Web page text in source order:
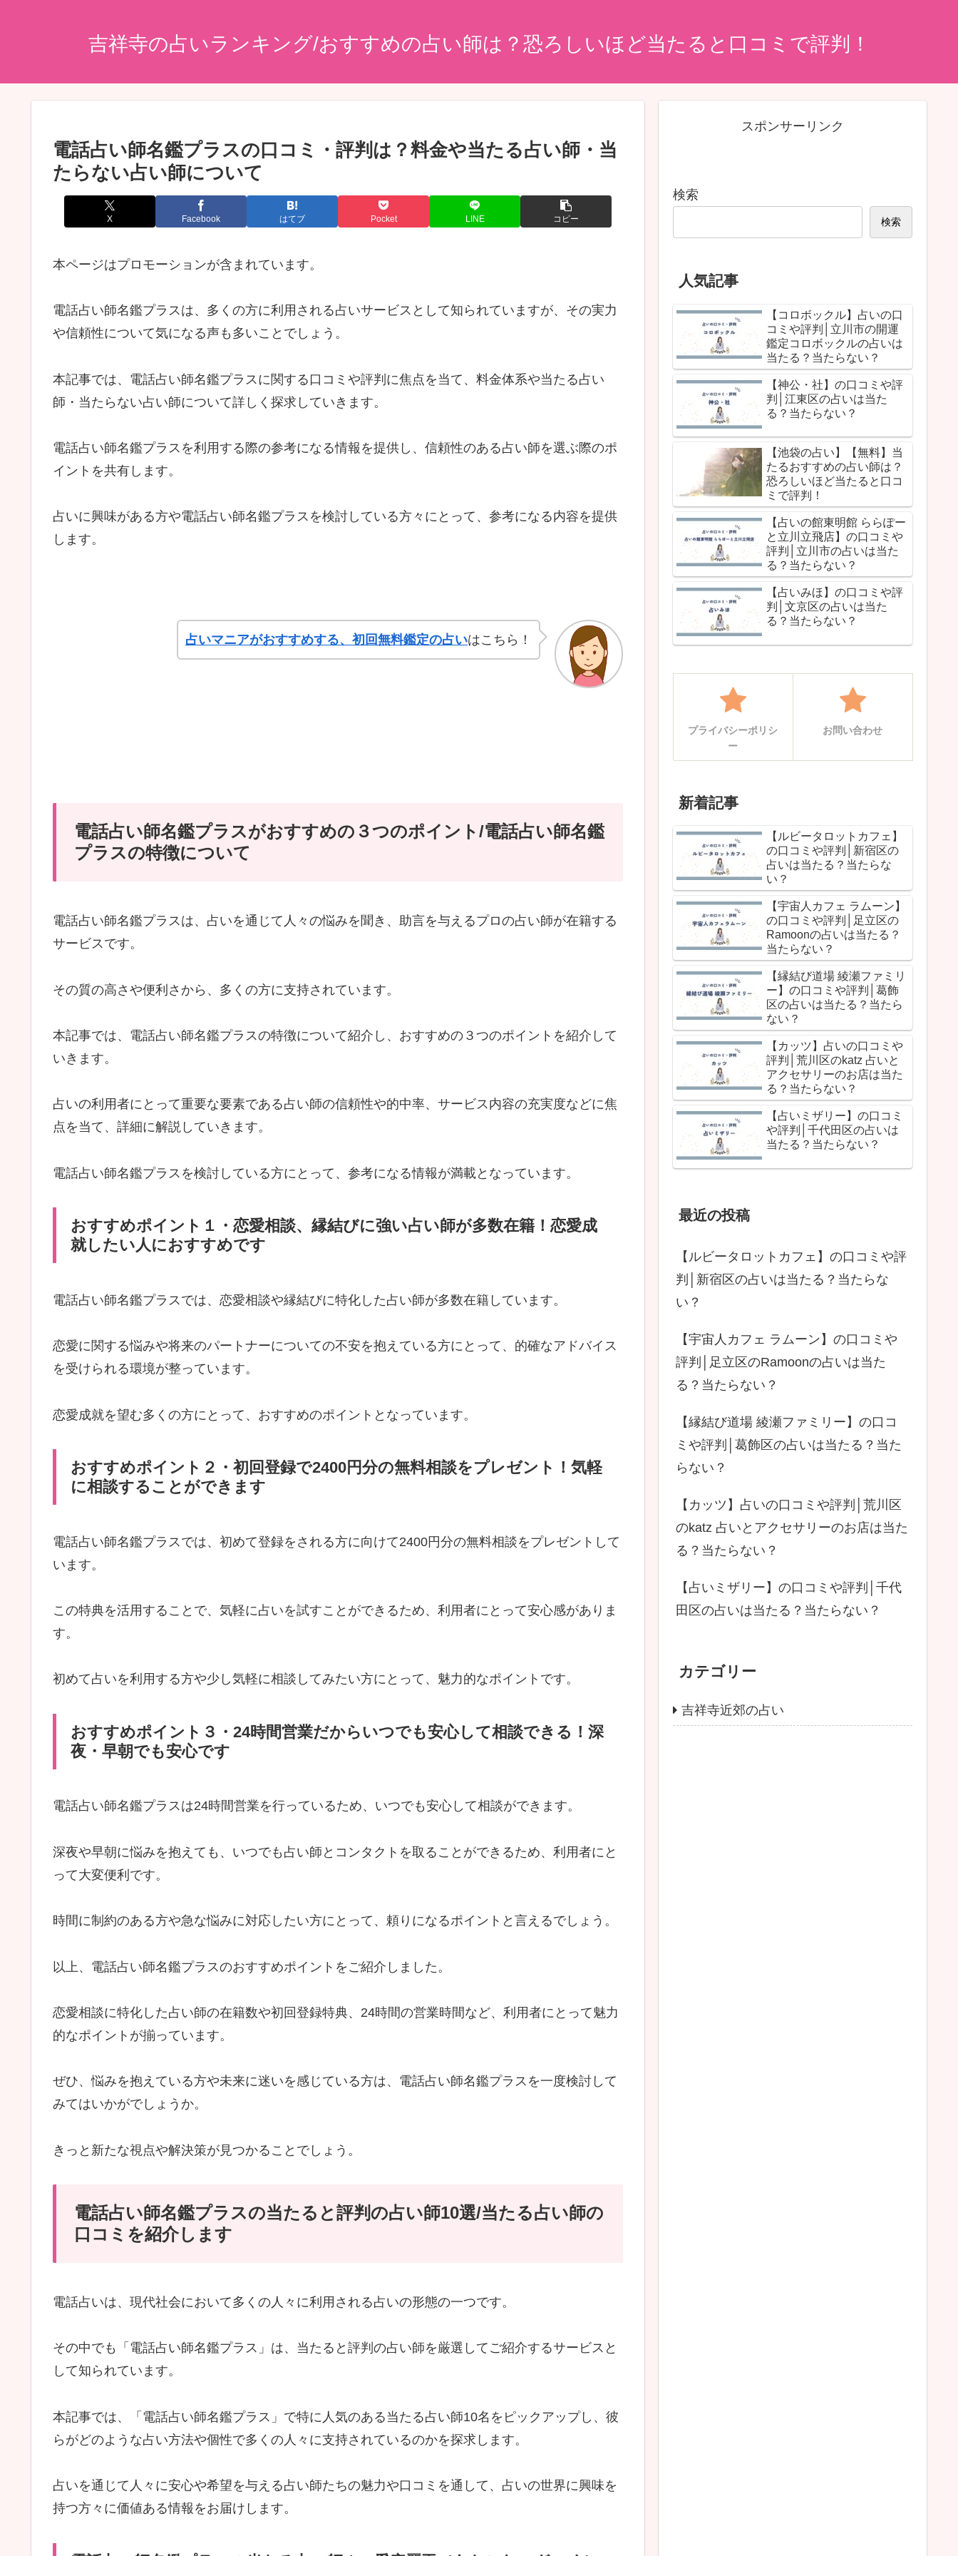
吉祥寺の占いランキング/おすすめの占い師は？恐ろしいほど当たると口コミで評判！
電話占い師名鑑プラスの口コミ・評判は？料金や当たる占い師・当
たらない占い師について
X Facebook はてブ Pocket LINE コピー
本ページはプロモーションが含まれています。
電話占い師名鑑プラスは、多くの方に利用される占いサービスとして知られていますが、その実力
や信頼性について気になる声も多いことでしょう。
本記事では、電話占い師名鑑プラスに関する口コミや評判に焦点を当て、料金体系や当たる占い
師・当たらない占い師について詳しく探求していきます。
電話占い師名鑑プラスを利用する際の参考になる情報を提供し、信頼性のある占い師を選ぶ際のポ
イントを共有します。
占いに興味がある方や電話占い師名鑑プラスを検討している方々にとって、参考になる内容を提供
します。
占いマニアがおすすめする、初回無料鑑定の占いはこちら！
電話占い師名鑑プラスがおすすめの３つのポイント/電話占い師名鑑
プラスの特徴について
電話占い師名鑑プラスは、占いを通じて人々の悩みを聞き、助言を与えるプロの占い師が在籍する
サービスです。
その質の高さや便利さから、多くの方に支持されています。
本記事では、電話占い師名鑑プラスの特徴について紹介し、おすすめの３つのポイントを紹介して
いきます。
占いの利用者にとって重要な要素である占い師の信頼性や的中率、サービス内容の充実度などに焦
点を当て、詳細に解説していきます。
電話占い師名鑑プラスを検討している方にとって、参考になる情報が満載となっています。
おすすめポイント１・恋愛相談、縁結びに強い占い師が多数在籍！恋愛成
就したい人におすすめです
電話占い師名鑑プラスでは、恋愛相談や縁結びに特化した占い師が多数在籍しています。
恋愛に関する悩みや将来のパートナーについての不安を抱えている方にとって、的確なアドバイス
を受けられる環境が整っています。
恋愛成就を望む多くの方にとって、おすすめのポイントとなっています。
おすすめポイント２・初回登録で2400円分の無料相談をプレゼント！気軽
に相談することができます
電話占い師名鑑プラスでは、初めて登録をされる方に向けて2400円分の無料相談をプレゼントして
います。
この特典を活用することで、気軽に占いを試すことができるため、利用者にとって安心感がありま
す。
初めて占いを利用する方や少し気軽に相談してみたい方にとって、魅力的なポイントです。
おすすめポイント３・24時間営業だからいつでも安心して相談できる！深
夜・早朝でも安心です
電話占い師名鑑プラスは24時間営業を行っているため、いつでも安心して相談ができます。
深夜や早朝に悩みを抱えても、いつでも占い師とコンタクトを取ることができるため、利用者にと
って大変便利です。
時間に制約のある方や急な悩みに対応したい方にとって、頼りになるポイントと言えるでしょう。
以上、電話占い師名鑑プラスのおすすめポイントをご紹介しました。
恋愛相談に特化した占い師の在籍数や初回登録特典、24時間の営業時間など、利用者にとって魅力
的なポイントが揃っています。
ぜひ、悩みを抱えている方や未来に迷いを感じている方は、電話占い師名鑑プラスを一度検討して
みてはいかがでしょうか。
きっと新たな視点や解決策が見つかることでしょう。
電話占い師名鑑プラスの当たると評判の占い師10選/当たる占い師の
口コミを紹介します
電話占いは、現代社会において多くの人々に利用される占いの形態の一つです。
その中でも「電話占い師名鑑プラス」は、当たると評判の占い師を厳選してご紹介するサービスと
して知られています。
本記事では、「電話占い師名鑑プラス」で特に人気のある当たる占い師10名をピックアップし、彼
らがどのような占い方法や個性で多くの人々に支持されているのかを探求します。
占いを通じて人々に安心や希望を与える占い師たちの魅力や口コミを通して、占いの世界に興味を
持つ方々に価値ある情報をお届けします。
スポンサーリンク
検索
検索
人気記事
【コロボックル】占いの口
コミや評判│立川市の開運
鑑定コロボックルの占いは
当たる？当たらない？
【神公・社】の口コミや評
判│江東区の占いは当た
る？当たらない？
【池袋の占い】【無料】当
たるおすすめの占い師は？
恐ろしいほど当たると口コ
ミで評判！
【占いの館東明館 ららぽー
と立川立飛店】の口コミや
評判│立川市の占いは当た
る？当たらない？
【占いみほ】の口コミや評
判│文京区の占いは当た
る？当たらない？
プライバシーポリシ
ー
お問い合わせ
新着記事
【ルビータロットカフェ】
の口コミや評判│新宿区の
占いは当たる？当たらな
い？
【宇宙人カフェ ラムーン】
の口コミや評判│足立区の
Ramoonの占いは当たる？
当たらない？
【縁結び道場 綾瀬ファミリ
ー】の口コミや評判│葛飾
区の占いは当たる？当たら
ない？
【カッツ】占いの口コミや
評判│荒川区のkatz 占いと
アクセサリーのお店は当た
る？当たらない？
【占いミザリー】の口コミ
や評判│千代田区の占いは
当たる？当たらない？
最近の投稿
【ルビータロットカフェ】の口コミや評
判│新宿区の占いは当たる？当たらな
い？
【宇宙人カフェ ラムーン】の口コミや
評判│足立区のRamoonの占いは当た
る？当たらない？
【縁結び道場 綾瀬ファミリー】の口コ
ミや評判│葛飾区の占いは当たる？当た
らない？
【カッツ】占いの口コミや評判│荒川区
のkatz 占いとアクセサリーのお店は当た
る？当たらない？
【占いミザリー】の口コミや評判│千代
田区の占いは当たる？当たらない？
カテゴリー
吉祥寺近郊の占い